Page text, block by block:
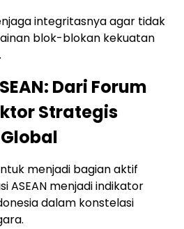
integritasnya agar tidak
blok-blokan kekuatan
Dari Forum
Strategis
menjadi bagian aktif
ASEAN menjadi indikator
dalam konstelasi